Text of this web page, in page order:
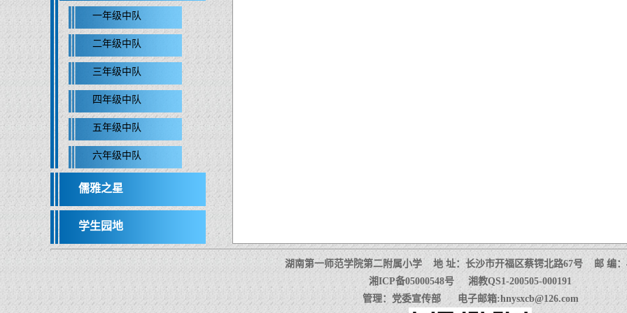
一年级中队
二年级中队
三年级中队
四年级中队
五年级中队
六年级中队
儒雅之星
学生园地
湖南第一师范学院第二附属小学 地 址：长沙市开福区蔡锷北路67号 邮 编：
湘ICP备05000548号 湘教QS1-200505-000191
管理：党委宣传部 电子邮箱:hnysxcb@126.com